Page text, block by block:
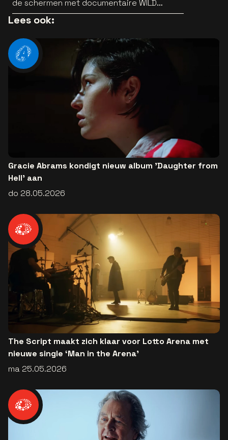
de schermen met documentaire WILD
HEARTS [trailer]
Lees ook:
Gracie Abrams kondigt nieuw album 'Daughter from
Hell' aan
do 28.05.2026
The Script maakt zich klaar voor Lotto Arena met
nieuwe single ‘Man in the Arena’
ma 25.05.2026